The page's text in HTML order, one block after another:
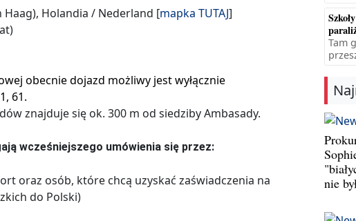
Haag), Holandia / Nederland [mapka TUTAJ]
obecnie dojazd możliwy jest wyłącznie
61.
znajduje się ok. 300 m od siedziby Ambasady.
wcześniejszego umówienia się przez:
oraz osób, które chcą uzyskać zaświadczenia na
do Polski)
Tam
nie